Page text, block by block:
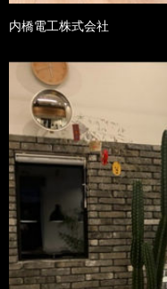
内橋電工株式会社